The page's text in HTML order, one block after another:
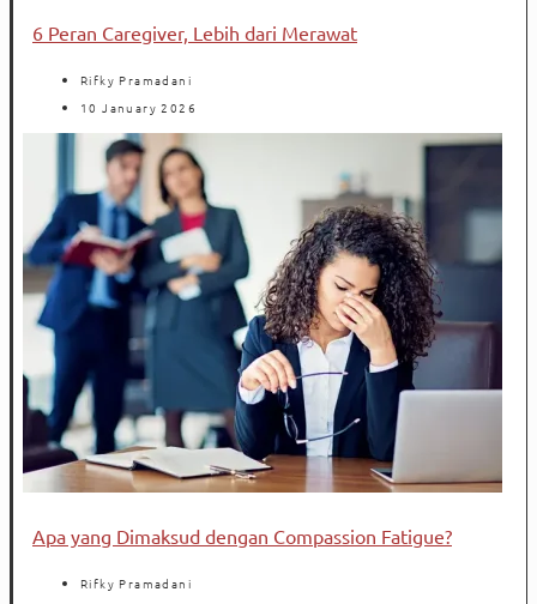
6 Peran Caregiver, Lebih dari Merawat
Rifky Pramadani
10 January 2026
Apa yang Dimaksud dengan Compassion Fatigue?
Rifky Pramadani